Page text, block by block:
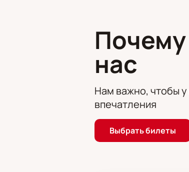
Где и как купить
Купить билеты можно
по телефону —
Выбор мест по схеме
Получение
Поддержка по
Покупка VIP-лож
Стоимость зависит от
времени начала
нас
Нам важно, чтобы у
впечатления
Выбрать билеты